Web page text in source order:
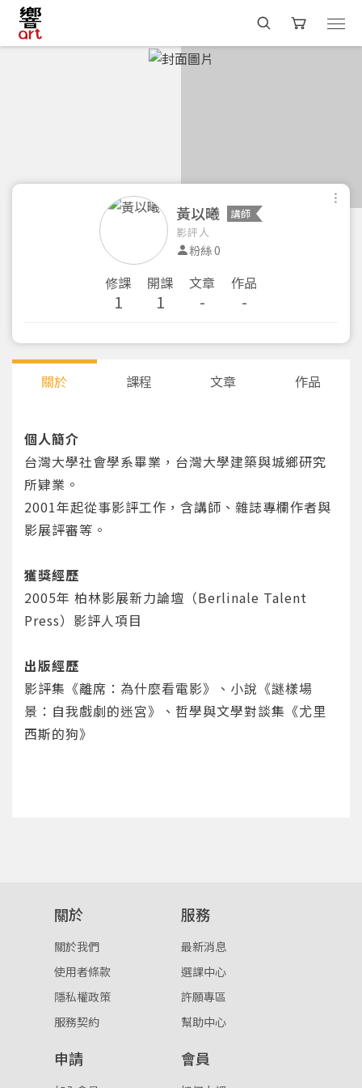
註冊
按下註冊即代表你同意我們的
。
您將收到一封Email，請依照信件中的指示重新登
系統偵測到您的帳號重複登入，
黃以曦 講師
影評人
粉絲 0
修課
1
開課
1
文章
-
作品
-
關於 課程 文章 作品
個人簡介
台灣大學社會學系畢業，台灣大學建築與城鄉研究
所肄業。
2001年起從事影評工作，含講師、雜誌專欄作者與
影展評審等。
獲獎經歷
2005年 柏林影展新力論壇（Berlinale Talent
Press）影評人項目
出版經歷
影評集《離席：為什麼看電影》、小說《謎樣場
景：自我戲劇的迷宮》、哲學與文學對談集《尤里
西斯的狗》
關於
關於我們
使用者條款
隱私權政策
服務契約
服務
最新消息
選課中心
許願專區
幫助中心
申請 會員